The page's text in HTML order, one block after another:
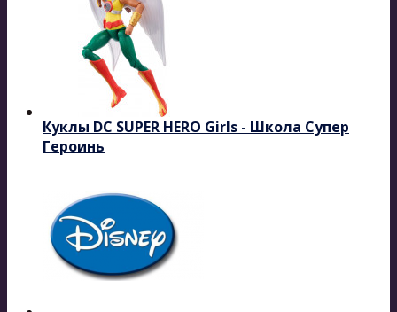
Куклы DC SUPER HERO Girls - Школа Супер
Героинь